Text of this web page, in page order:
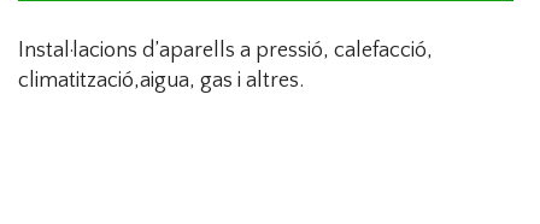
Instal·lacions d’aparells a pressió, calefacció,
climatització,aigua, gas i altres.